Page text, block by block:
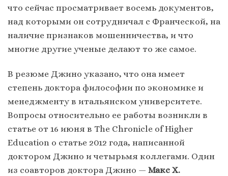
что сейчас просматривает восемь документов,
над которыми он сотрудничал с Франческой, на
наличие признаков мошенничества, и что
многие другие ученые делают то же самое.
В резюме Джино указано, что она имеет
степень доктора философии по экономике и
менеджменту в итальянском университете.
Вопросы относительно ее работы возникли в
статье от 16 июня в The Chronicle of Higher
Education о статье 2012 года, написанной
доктором Джино и четырьмя коллегами. Один
из соавторов доктора Джино — Макс Х.